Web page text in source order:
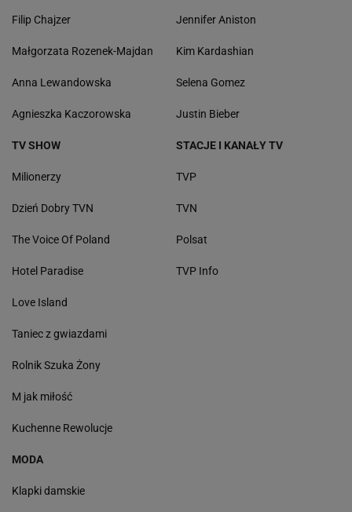
Filip Chajzer
Małgorzata Rozenek-Majdan
Anna Lewandowska
Agnieszka Kaczorowska
Jennifer Aniston
Kim Kardashian
Selena Gomez
Justin Bieber
TV SHOW
Milionerzy
Dzień Dobry TVN
The Voice Of Poland
Hotel Paradise
Love Island
Taniec z gwiazdami
Rolnik Szuka Żony
M jak miłość
Kuchenne Rewolucje
STACJE I KANAŁY TV
TVP
TVN
Polsat
TVP Info
MODA
Klapki damskie